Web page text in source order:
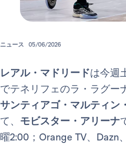
ニュース 05/06/2026
レアル・マドリードは今週
でテネリフェのラ・ラグー
サンティアゴ・マルティン
て、 モビスター・アリーナ
曜2:00；Orange TV、Dazn